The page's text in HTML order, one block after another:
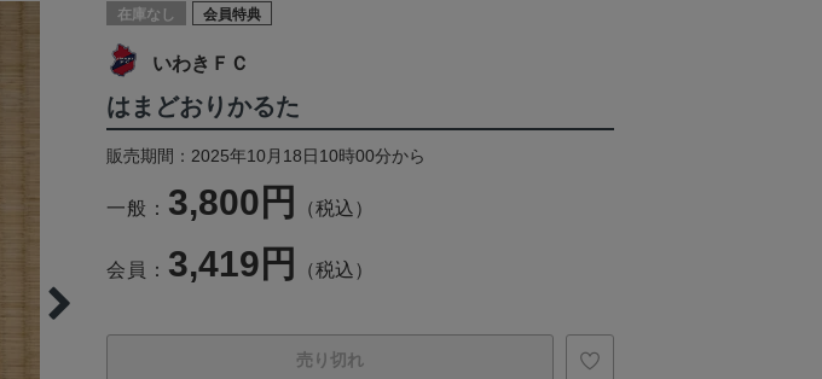
在庫なし 会員特典
いわきＦＣ
はまどおりかるた
販売期間：2025年10月18日10時00分から
一般： 3,800円 （税込）
会員： 3,419円 （税込）
売り切れ